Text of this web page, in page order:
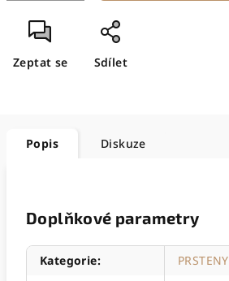
Zeptat se Sdílet
Popis Diskuze
Doplňkové parametry
Kategorie:
PRSTENY